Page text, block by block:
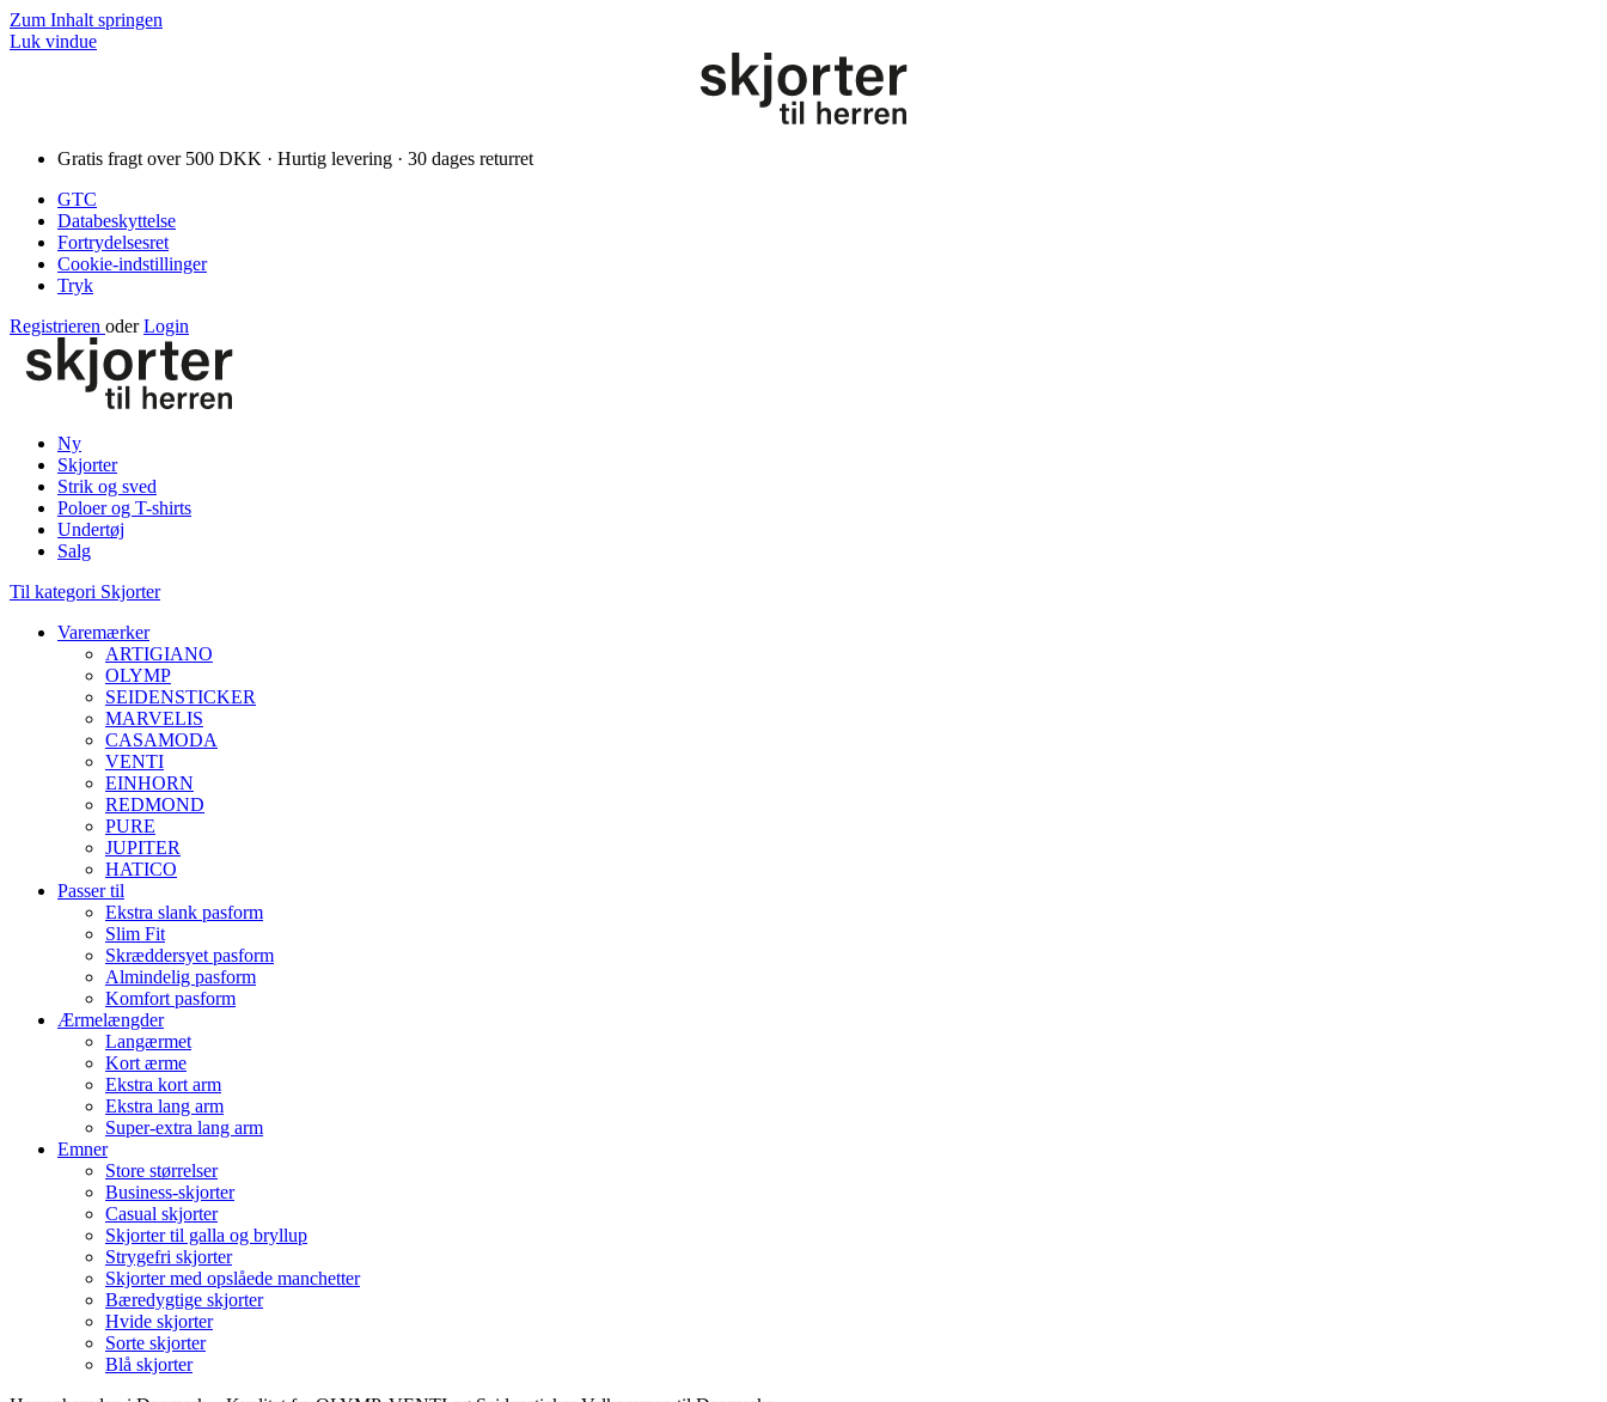
Zum Inhalt springen
Luk vindue
Gratis fragt over 500 DKK · Hurtig levering · 30 dages returret
GTC
Databeskyttelse
Fortrydelsesret
Cookie-indstillinger
Tryk
Registrieren oder Login
Ny
Skjorter
Strik og sved
Poloer og T-shirts
Undertøj
Salg
Til kategori Skjorter
Varemærker
ARTIGIANO
OLYMP
SEIDENSTICKER
MARVELIS
CASAMODA
VENTI
EINHORN
REDMOND
PURE
JUPITER
HATICO
Passer til
Ekstra slank pasform
Slim Fit
Skræddersyet pasform
Almindelig pasform
Komfort pasform
Ærmelængder
Langærmet
Kort ærme
Ekstra kort arm
Ekstra lang arm
Super-extra lang arm
Emner
Store størrelser
Business-skjorter
Casual skjorter
Skjorter til galla og bryllup
Strygefri skjorter
Skjorter med opslåede manchetter
Bæredygtige skjorter
Hvide skjorter
Sorte skjorter
Blå skjorter